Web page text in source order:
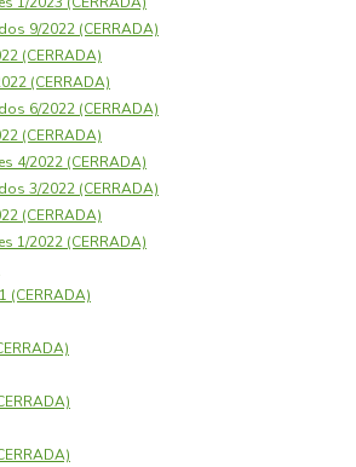
9/2022 (CERRADA)
(CERRADA)
(CERRADA)
6/2022 (CERRADA)
(CERRADA)
4/2022 (CERRADA)
3/2022 (CERRADA)
(CERRADA)
1/2022 (CERRADA)
(CERRADA)